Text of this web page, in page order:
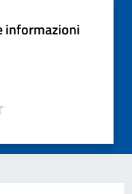
informazioni